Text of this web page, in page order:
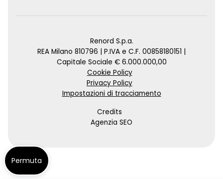
Renord S.p.a.
REA Milano 810796 | P.IVA e C.F. 00858180151 |
Capitale Sociale € 6.000.000,00
Cookie Policy
Privacy Policy
Impostazioni di tracciamento
Credits
Agenzia SEO
Permuta